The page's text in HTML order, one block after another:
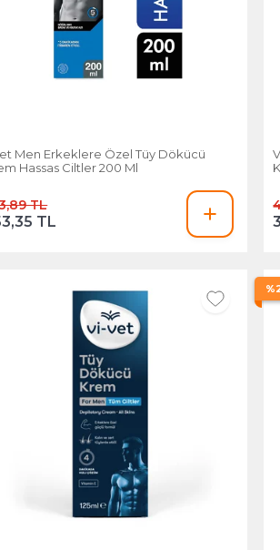
Men Erkeklere Özel Tüy Dökücü
Hassas Ciltler 200 Ml
TL
TL